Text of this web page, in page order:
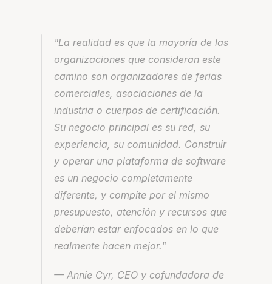
"La realidad es que la mayoría de las
organizaciones que consideran este
camino son organizadores de ferias
comerciales, asociaciones de la
industria o cuerpos de certificación.
Su negocio principal es su red, su
experiencia, su comunidad. Construir
y operar una plataforma de software
es un negocio completamente
diferente, y compite por el mismo
presupuesto, atención y recursos que
deberían estar enfocados en lo que
realmente hacen mejor."
— Annie Cyr, CEO y cofundadora de